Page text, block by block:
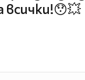
всички!😯💥